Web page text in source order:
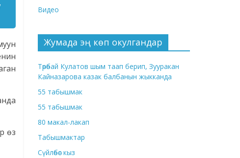
өз
Видео
Жумада эң көп окулгандар
Төрөбай Кулатов шым таап берип, Зууракан
Кайназарова казак балбанын жыкканда
55 табышмак
55 табышмак
80 макал-лакап
Табышмактар
Сүйлөбөс кыз